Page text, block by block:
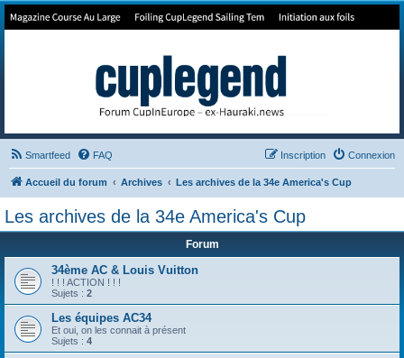
Forum de Cup In Europe
Smartfeed FAQ Connexion
Inscription
Accueil du forum Archives Les archives de la 34e America's Cup
Les archives de la 34e America's Cup
Forum
34ème AC & Louis Vuitton
! ! ! ACTION ! ! !
Sujets : 2
Les équipes AC34
Et oui, on les connait à présent
Sujets : 4